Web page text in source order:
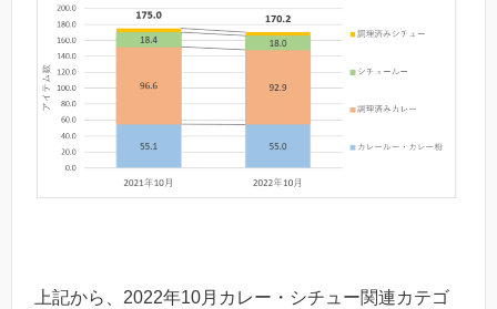
上記から、2022年10月カレー・シチュー関連カテゴ